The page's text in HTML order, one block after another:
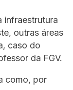
infraestrutura
outras áreas
caso do
da FGV.
como, por